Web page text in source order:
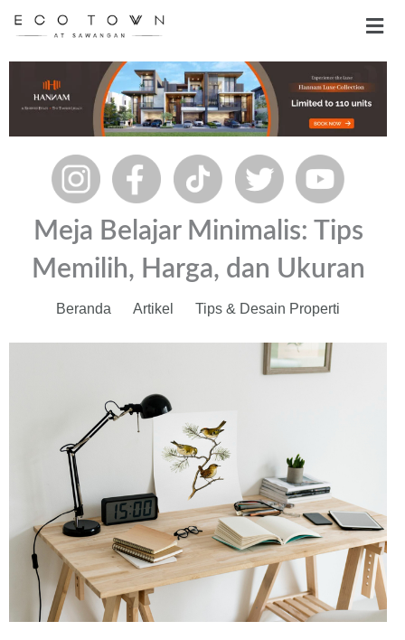
Meja Belajar Minimalis: Tips
Memilih, Harga, dan Ukuran
Beranda Artikel Tips & Desain Properti